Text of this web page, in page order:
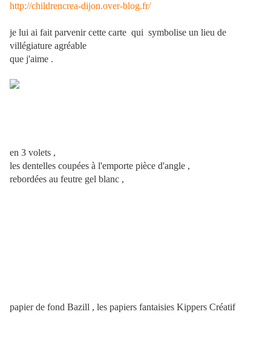
http://childrencrea-dijon.over-blog.fr/
je lui ai fait parvenir cette carte qui symbolise un lieu de
villégiature agréable
que j'aime .
en 3 volets ,
les dentelles coupées à l'emporte pièce d'angle ,
rebordées au feutre gel blanc ,
papier de fond Bazill , les papiers fantaisies Kippers Créatif